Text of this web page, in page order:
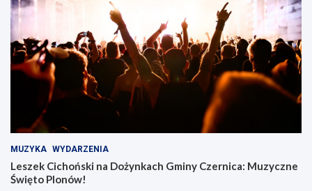
MUZYKA WYDARZENIA
Leszek Cichoński na Dożynkach Gminy Czernica: Muzyczne
Święto Plonów!